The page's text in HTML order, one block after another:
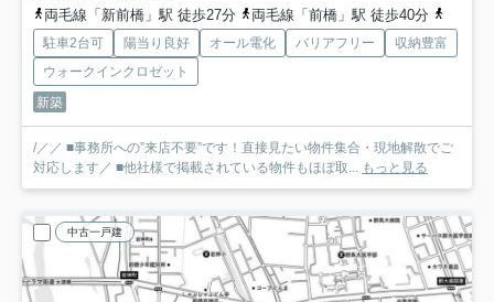
両毛線「新前橋」駅 徒歩27分
両毛線「前橋」駅 徒歩40分
駐車2台可 陽当り良好 オール電化 バリアフリー
収納豊富
ウォークインクロゼット
新築
/／／ ■事務所への”来店不要”です！直接見たい物件集合・現地解散でご
対応します／ ■他社様で掲載されている物件もほぼ取... もっと見る
中古一戸建